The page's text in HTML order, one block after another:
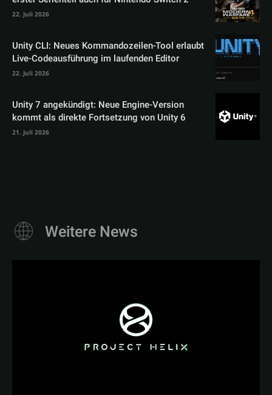
22. Juli 2026
Unity CLI: Neues Kommandozeilen-Tool erlaubt
Live-Codeausführung im laufenden Editor
22. Juli 2026
Unity 7 angekündigt: Neue Engine-Version
kommt als direkte Fortsetzung von Unity 6
21. Juli 2026
Weitere News